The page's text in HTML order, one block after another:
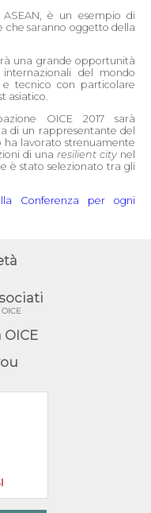
è un esempio di
che saranno oggetto della
una grande opportunità
del mondo
tecnico con particolare
asiatico.
OICE 2017 sarà
di un rappresentante del
ha lavorato strenuamente
di una resilient citynel
è stato selezionato tra gli
Conferenza per ogni